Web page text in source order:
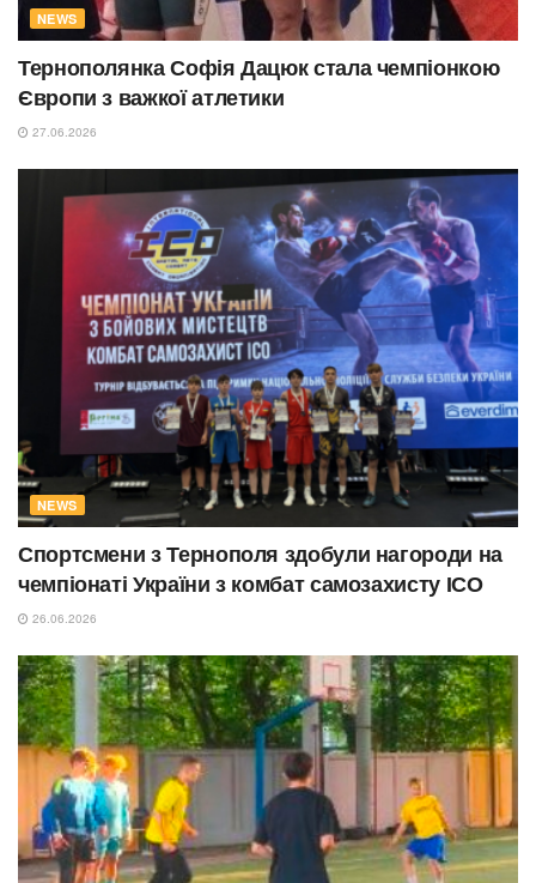
NEWS
Тернополянка Софія Дацюк стала чемпіонкою
Європи з важкої атлетики
27.06.2026
NEWS
Спортсмени з Тернополя здобули нагороди на
чемпіонаті України з комбат самозахисту ІСО
26.06.2026